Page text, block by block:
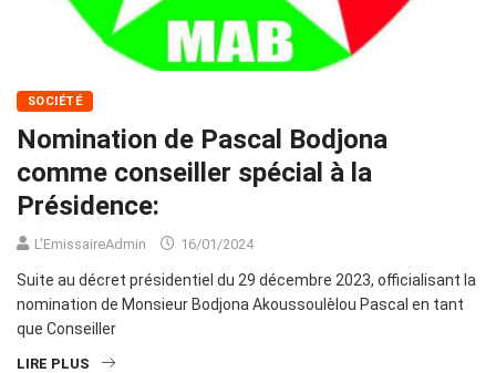
SOCIÉTÉ
Nomination de Pascal Bodjona
comme conseiller spécial à la
Présidence:
L'EmissaireAdmin 16/01/2024
Suite au décret présidentiel du 29 décembre 2023, officialisant la
nomination de Monsieur Bodjona Akoussoulèlou Pascal en tant
que Conseiller
LIRE PLUS